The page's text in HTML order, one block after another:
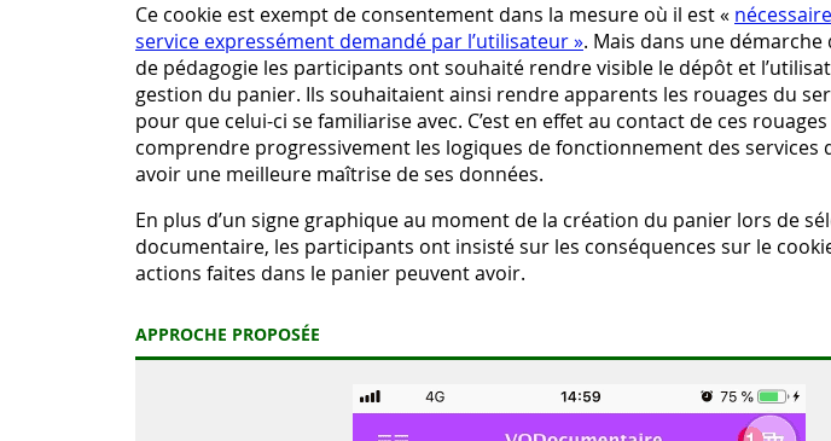
Ce cookie est exempt de consentement dans la mesure où il est «
service expressément demandé par l’utilisateur ». Mais dans une
de pédagogie les participants ont souhaité rendre visible le dépôt et
gestion du panier. Ils souhaitaient ainsi rendre apparents les rouages du
pour que celui-ci se familiarise avec. C’est en effet au contact de ces
comprendre progressivement les logiques de fonctionnement des services
avoir une meilleure maîtrise de ses données.
En plus d’un signe graphique au moment de la création du panier lors de
documentaire, les participants ont insisté sur les conséquences sur le
actions faites dans le panier peuvent avoir.
APPROCHE PROPOSÉE